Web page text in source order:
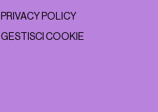
PRIVACY POLICY
GESTISCI COOKIE